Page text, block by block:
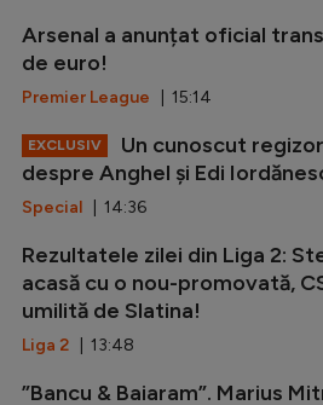
Arsenal a anunțat oficial
de euro!
Premier League | 15:14
EXCLUSIV
Un cunoscut
despre Anghel și Edi
Special | 14:36
Rezultatele zilei din Liga 2:
acasă cu o nou-promovată,
umilită de Slatina!
Liga 2 | 13:48
”Bancu & Baiaram”. Marius